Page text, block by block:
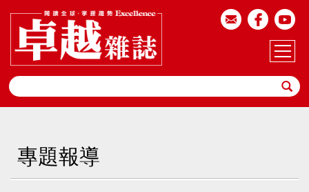
專題報導